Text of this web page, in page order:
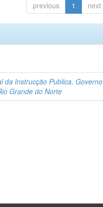
previous 1 next
da Instrucção Publica, Governo
Grande do Norte